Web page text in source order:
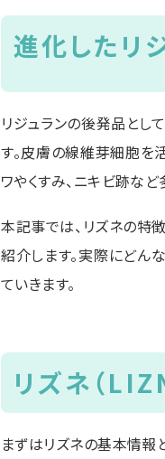
進化したリ
リジュランの後発品とし
す。皮膚の線維芽細胞を
ワやくすみ、ニキビ跡な
本記事では、リズネの特
紹介します。実際にどん
ていきます。
リズネ（
まずはリズネの基本情報